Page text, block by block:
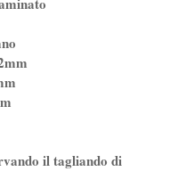
il tagliando di